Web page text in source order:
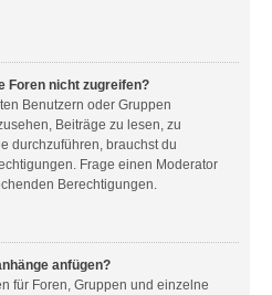
Foren nicht zugreifen?
Benutzern oder Gruppen
Beiträge zu lesen, zu
durchzuführen, brauchst du
Frage einen Moderator
Berechtigungen.
anfügen?
für Foren, Gruppen und einzelne